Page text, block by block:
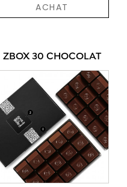
ACHAT
ZBOX 30 CHOCOLAT